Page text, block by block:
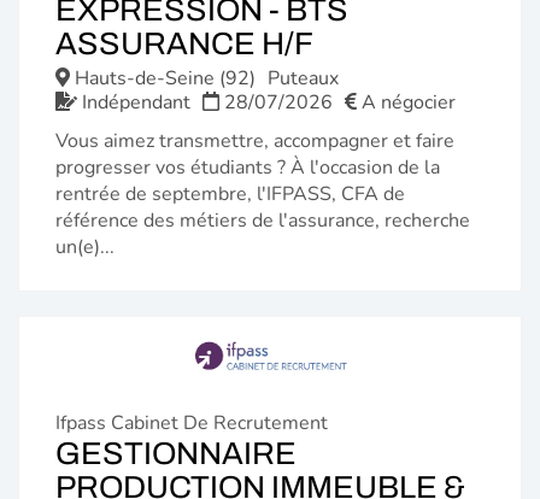
EXPRESSION - BTS
ASSURANCE H/F
FENÊTRE)
Hauts-de-Seine (92) Puteaux
Indépendant
28/07/2026
A négocier
Vous aimez transmettre, accompagner et faire
progresser vos étudiants ? À l'occasion de la
rentrée de septembre, l'IFPASS, CFA de
référence des métiers de l'assurance, recherche
un(e)...
Ifpass Cabinet De Recrutement
GESTIONNAIRE
PRODUCTION IMMEUBLE &